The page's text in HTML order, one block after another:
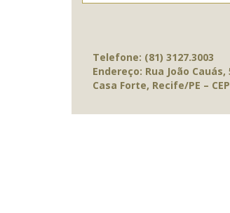
Telefone: (81) 3127.3003
Endereço: Rua João Cauás,
Casa Forte, Recife/PE –